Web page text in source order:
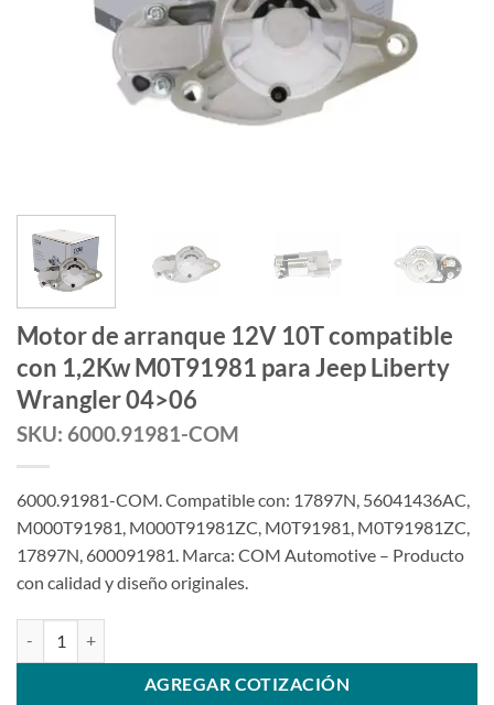
Motor de arranque 12V 10T compatible
con 1,2Kw M0T91981 para Jeep Liberty
Wrangler 04>06
SKU: 6000.91981-COM
6000.91981-COM. Compatible con: 17897N, 56041436AC,
M000T91981, M000T91981ZC, M0T91981, M0T91981ZC,
17897N, 600091981. Marca: COM Automotive – Producto
con calidad y diseño originales.
AGREGAR COTIZACIÓN